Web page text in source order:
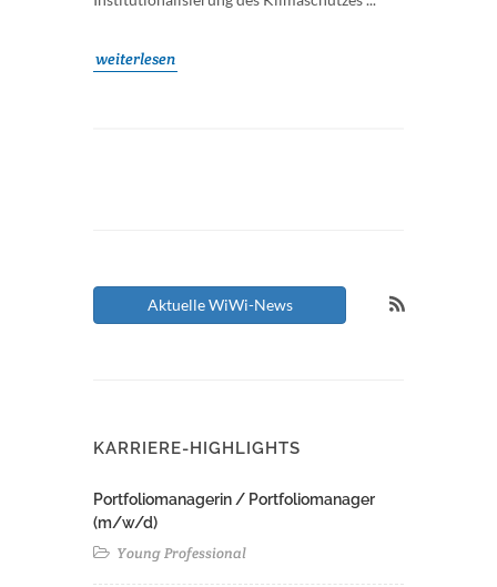
weiterlesen
Aktuelle WiWi-News
KARRIERE-HIGHLIGHTS
Portfoliomanagerin / Portfoliomanager
(m/w/d)
Young Professional